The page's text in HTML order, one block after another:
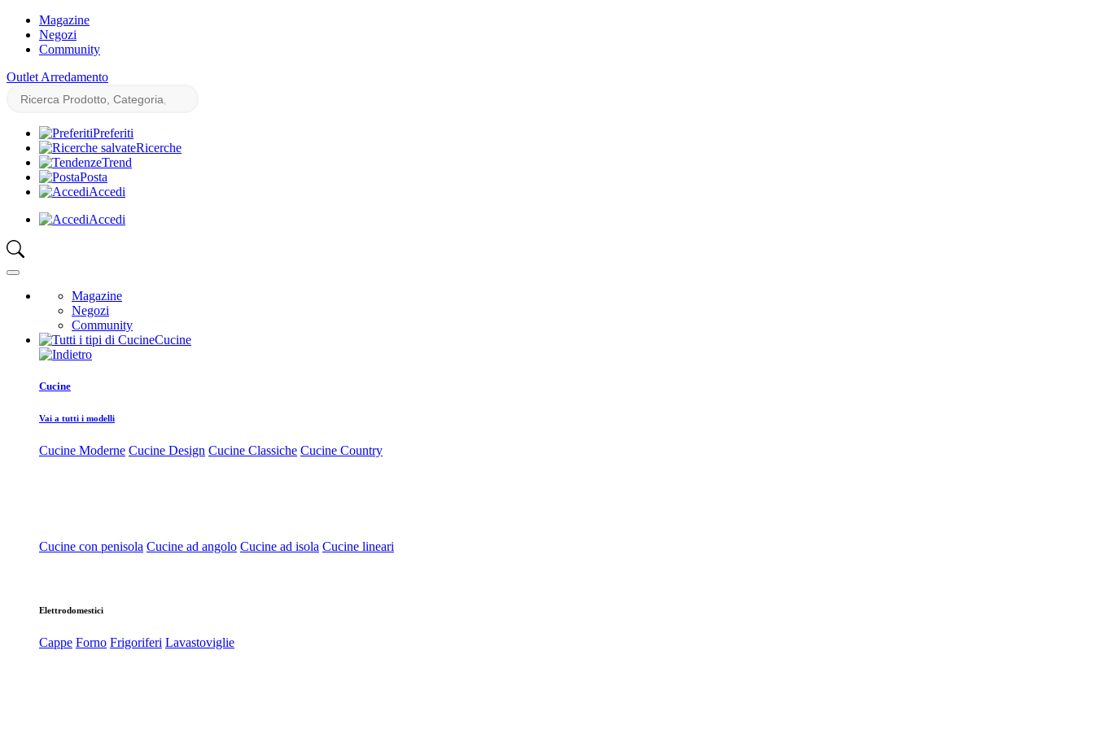
Magazine
Negozi
Community
Outlet Arredamento
Preferiti
Ricerche
Trend
Posta
Accedi
Accedi
Magazine
Negozi
Community
Cucine
Cucine
Vai a tutti i modelli
Cucine Moderne Cucine Design Cucine Classiche Cucine Country
Cucine con penisola Cucine ad angolo Cucine ad isola Cucine lineari
Elettrodomestici
Cappe Forno Frigoriferi Lavastoviglie